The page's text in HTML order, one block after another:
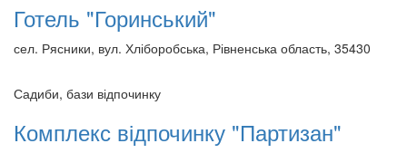
Готель "Горинський"
сел. Рясники, вул. Хліборобська, Рівненська область, 35430
Садиби, бази відпочинку
Комплекс відпочинку "Партизан"